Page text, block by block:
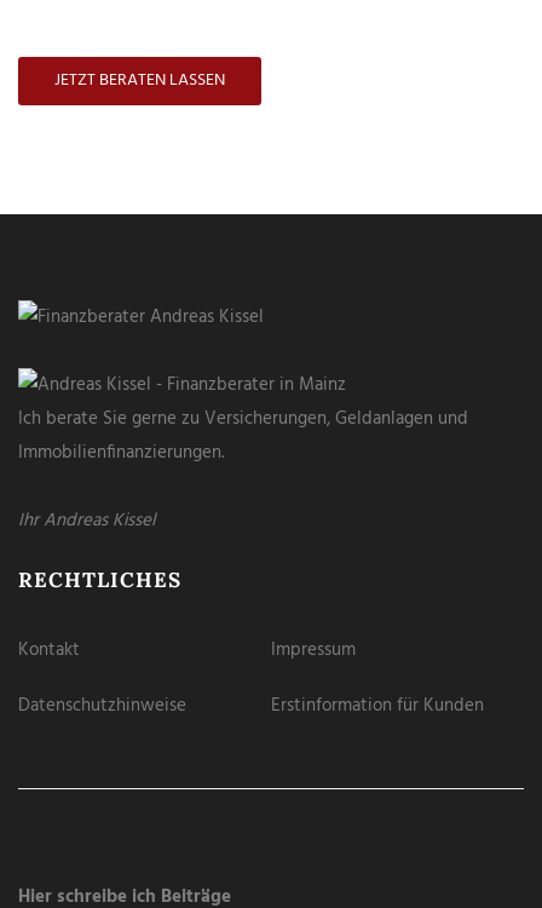
JETZT BERATEN LASSEN
Ich berate Sie gerne zu Versicherungen, Geldanlagen und
Immobilienfinanzierungen.
Ihr Andreas Kissel
RECHTLICHES
Kontakt
Impressum
Datenschutzhinweise
Erstinformation für Kunden
Hier schreibe ich Beiträge